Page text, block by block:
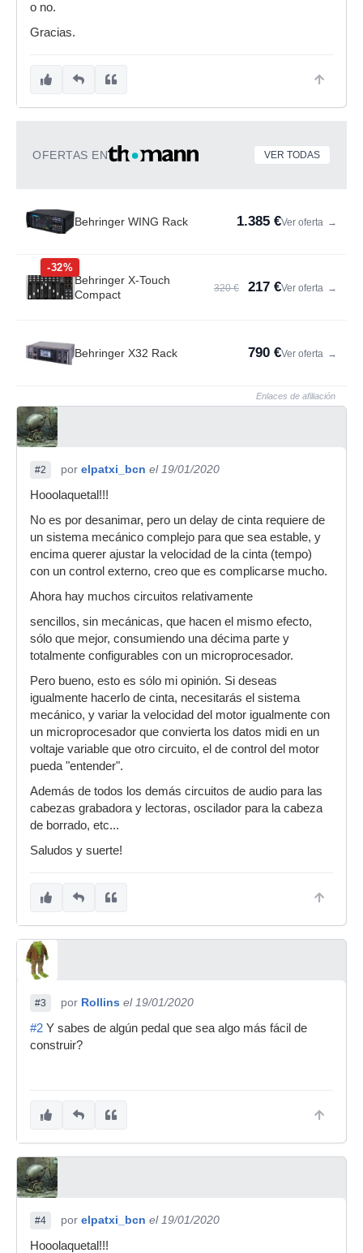
o no.
Gracias.
OFERTAS EN VER TODAS
Behringer WING Rack 1.385 €Ver oferta →
-32%
Behringer X-Touch
Compact
320 € 217 €Ver oferta →
Behringer X32 Rack 790 €Ver oferta →
Enlaces de afiliación
#2 por elpatxi_bcn el 19/01/2020
Hooolaquetal!!!
No es por desanimar, pero un delay de cinta requiere de
un sistema mecánico complejo para que sea estable, y
encima querer ajustar la velocidad de la cinta (tempo)
con un control externo, creo que es complicarse mucho.
Ahora hay muchos circuitos relativamente
sencillos, sin mecánicas, que hacen el mismo efecto,
sólo que mejor, consumiendo una décima parte y
totalmente configurables con un microprocesador.
Pero bueno, esto es sólo mi opinión. Si deseas
igualmente hacerlo de cinta, necesitarás el sistema
mecánico, y variar la velocidad del motor igualmente con
un microprocesador que convierta los datos midi en un
voltaje variable que otro circuito, el de control del motor
pueda "entender".
Además de todos los demás circuitos de audio para las
cabezas grabadora y lectoras, oscilador para la cabeza
de borrado, etc...
Saludos y suerte!
#3 por Rollins el 19/01/2020
#2 Y sabes de algún pedal que sea algo más fácil de
construir?
#4 por elpatxi_bcn el 19/01/2020
Hooolaquetal!!!